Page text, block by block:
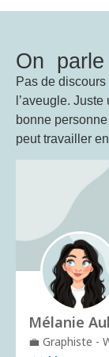
On
Pas de
l’aveugle.
bonne
peut travailler